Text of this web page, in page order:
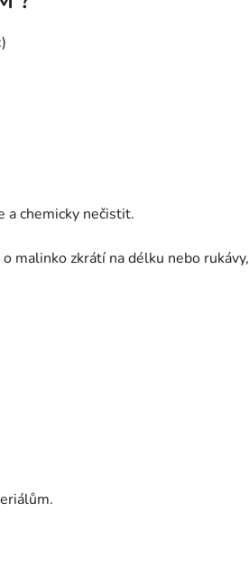
a chemicky nečistit.
malinko zkrátí na délku nebo rukávy,